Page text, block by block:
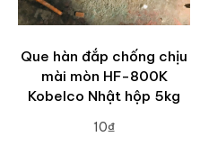
Que hàn đắp chống chịu
mài mòn HF-800K
Kobelco Nhật hộp 5kg
10₫